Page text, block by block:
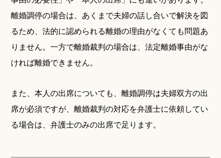
離婚調停の場合は、あくまで夫婦の話し合いで解決を図
るため、法的に認められる離婚の理由がなくても問題あ
りません。一方で離婚裁判の場合は、法定離婚事由がな
ければ離婚できません。
また、本人の出席についても、離婚調停は夫婦双方の出
席が必須ですが、離婚裁判の対応を弁護士に依頼してい
る場合は、弁護士のみの出席で足ります。